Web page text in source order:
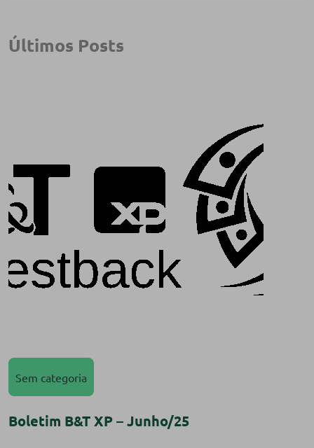
Últimos Posts
Sem categoria
Boletim B&T XP – Junho/25